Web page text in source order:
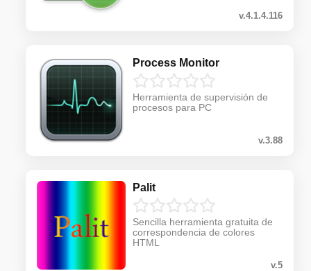
v.4.1.4.116
Process Monitor
Herramienta de supervisión de
procesos para PC
v.3.88
Palit
Sencilla herramienta gratuita de
correspondencia de colores
HTML
v.5